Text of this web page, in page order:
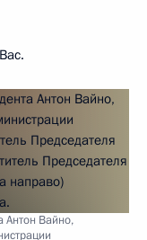
Антон Вайно,